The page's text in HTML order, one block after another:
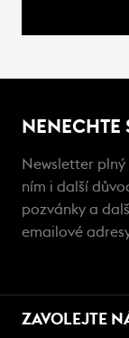
NENECHTE
Newsletter
ním i další
pozvánky a
emailové
ZAVOLEJTE